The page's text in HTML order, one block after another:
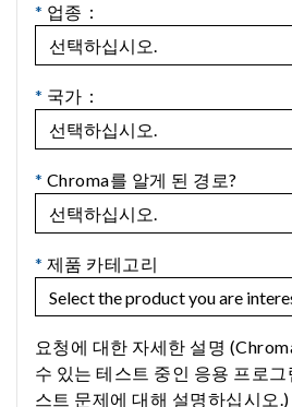
* 업종：
* 국가：
* Chroma를 알게 된 경로?
* 제품 카테고리
요청에 대한 자세한 설명
수 있는 테스트 중인 응용 프로그
스트 문제에 대해 설명하십시오.)